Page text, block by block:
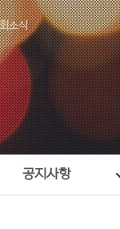
소식
공지사항